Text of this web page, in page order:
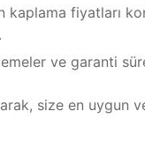
fiyatları
ve garanti
size en uygun